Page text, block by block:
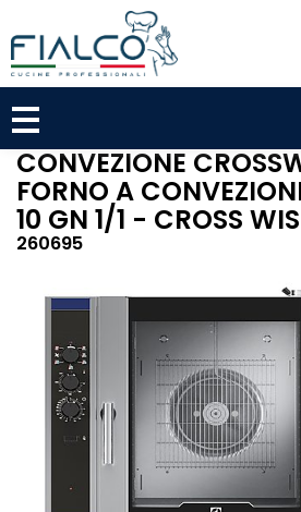
s
l
CONVEZIONE
FORNO A
10 GN 1/1 - CROSS
260695